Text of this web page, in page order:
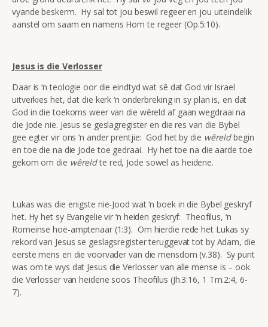
vyande beskerm. Hy sal tot jou beswil regeer en jou uiteindelik
aanstel om saam en namens Hom te regeer (Op.5:10).
Jesus is die Verlosser
Daar is ‘n teologie oor die eindtyd wat sê dat God vir Israel
uitverkies het, dat die kerk ‘n onderbreking in sy plan is, en dat
God in die toekoms weer van die wêreld af gaan wegdraai na
die Jode nie. Jesus se geslagregister en die res van die Bybel
gee egter vir ons ‘n ander prentjie: God het by die wêreldbegin
en toe die na die Jode toe gedraai. Hy het toe na die aarde toe
gekom om die wêreldte red, Jode sowel as heidene.
Lukas was die enigste nie-Jood wat ‘n boek in die Bybel geskryf
het. Hy het sy Evangelie vir ‘n heiden geskryf: Theofilus, ‘n
Romeinse hoë-amptenaar (1:3). Om hierdie rede het Lukas sy
rekord van Jesus se geslagsregister teruggevat tot by Adam, die
eerste mens en die voorvader van die mensdom (v.38). Sy punt
was om te wys dat Jesus die Verlosser van alle mense is – ook
die Verlosser van heidene soos Theofilus (Jh.3:16, 1 Tm.2:4, 6-
7).